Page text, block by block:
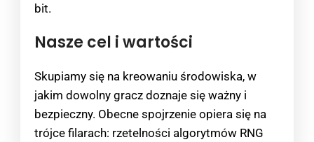
bit.
Nasze cel i wartości
Skupiamy się na kreowaniu środowiska, w
jakim dowolny gracz doznaje się ważny i
bezpieczny. Obecne spojrzenie opiera się na
trójce filarach: rzetelności algorytmów RNG